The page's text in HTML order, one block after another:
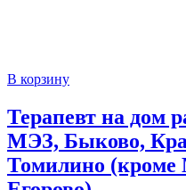
В корзину
Терапевт на дом
МЭЗ, Быково,
Томилино